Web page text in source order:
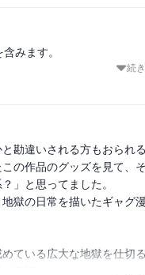
みます。
　と思って買ってみた作品
スキだったような気がし
様の目つきが鋭すぎる
メが原作に忠実だった
えらそうなことを言って
作どおりなのかどうかは
数が出ているようなので
続
勘違いされる方もおられ
の作品のグッズを見て、
」と思ってました。
獄の日常を描いたギャグ
ている広大な地獄を仕切